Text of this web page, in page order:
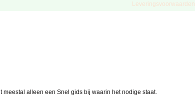
Leveringsvoorwaarden
alleen een Snel gids bij waarin het nodige staat.